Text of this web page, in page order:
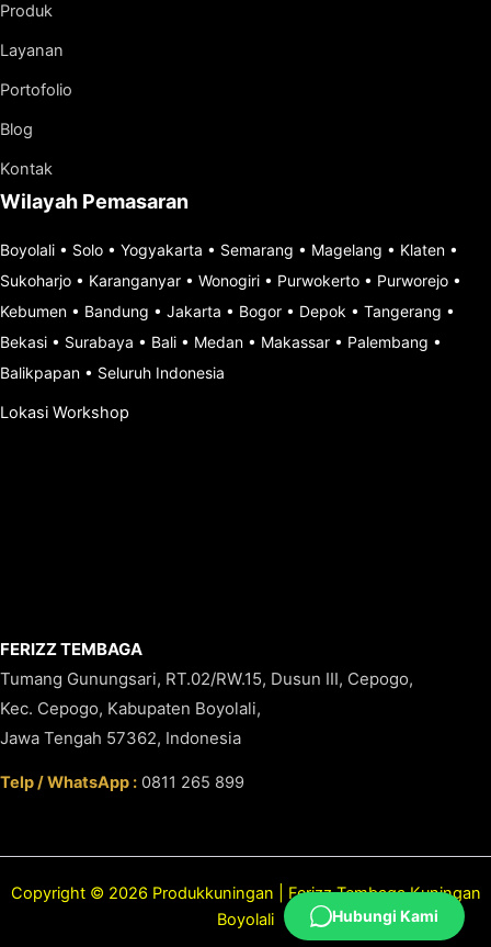
Produk
Layanan
Portofolio
Blog
Kontak
Wilayah Pemasaran
Boyolali • Solo • Yogyakarta • Semarang • Magelang • Klaten •
Sukoharjo • Karanganyar • Wonogiri • Purwokerto • Purworejo •
Kebumen • Bandung • Jakarta • Bogor • Depok • Tangerang •
Bekasi • Surabaya • Bali • Medan • Makassar • Palembang •
Balikpapan • Seluruh Indonesia
Lokasi Workshop
FERIZZ TEMBAGA
Tumang Gunungsari, RT.02/RW.15, Dusun III, Cepogo,
Kec. Cepogo, Kabupaten Boyolali,
Jawa Tengah 57362, Indonesia
Telp / WhatsApp : 0811 265 899
Copyright © 2026 Produkkuningan | Ferizz Tembaga Kuningan
Boyolali
Hubungi Kami